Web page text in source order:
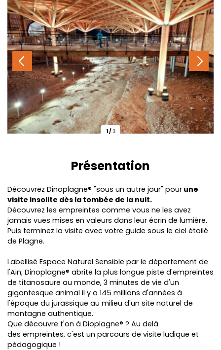
1/3
Présentation
Découvrez Dinoplagne® "sous un autre jour" pour une
visite insolite dès la tombée de la nuit.
Découvrez les empreintes comme vous ne les avez
jamais vues mises en valeurs dans leur écrin de lumière.
Puis terminez la visite avec votre guide sous le ciel étoilé
de Plagne.
Labellisé Espace Naturel Sensible par le département de
l'Ain; Dinoplagne® abrite la plus longue piste d'empreintes
de titanosaure au monde, 3 minutes de vie d'un
gigantesque animal il y a 145 millions d'années à
l'époque du jurassique au milieu d'un site naturel de
montagne authentique.
Que découvre t'on à Dioplagne® ? Au delà
des empreintes, c'est un parcours de visite ludique et
pédagogique !